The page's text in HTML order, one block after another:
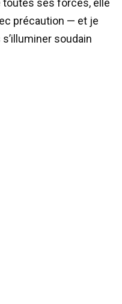
toutes ses forces, elle
précaution — et je
soudain